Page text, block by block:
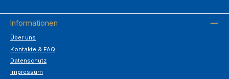
Informationen
Über uns
Kontakte & FAQ
Datenschutz
Impressum